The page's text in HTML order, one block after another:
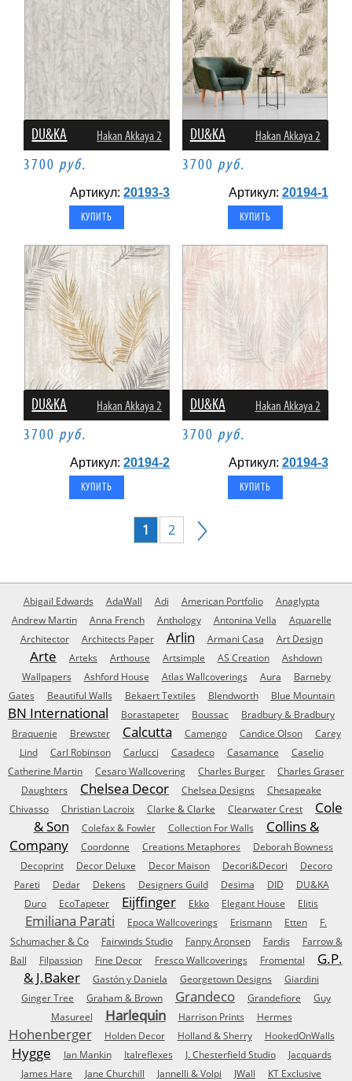
DU&KA Hakan Akkaya 2
3700 руб.
Артикул:20193-3
DU&KA Hakan Akkaya 2
3700 руб.
Артикул: 20194-1
DU&KA Hakan Akkaya 2
3700 руб.
Артикул:20194-2
DU&KA Hakan Akkaya 2
3700 руб.
Артикул: 20194-3
1 2
Abigail Edwards AdaWall Adi American Portfolio
Anaglypta
Andrew Martin
Anna French Anthology Antonina Vella
Aquarelle
Architector
Architects Paper Arlin Armani Casa Art Design
Arte Arteks Arthouse Artsimple AS Creation
Ashdown
Wallpapers
Ashford House Atlas Wallcoverings Aura
Barneby
Gates
Beautiful Walls Bekaert Textiles Blendworth Blue Mountain
BN International Borastapeter Boussac
Bradbury & Bradbury
Braquenie
Brewster Calcutta Camengo Candice Olson
Carey
Lind
Carl Robinson Carlucci Casadeco Casamance
Caselio
Catherine Martin
Cesaro Wallcovering Charles Burger
Charles Graser
Daughters
Chelsea Decor Chelsea Designs
Chesapeake
Chivasso
Christian Lacroix Clarke & Clarke Clearwater Crest
Cole
& Son
Colefax & Fowler Collection For Walls
Collins &
Company
Coordonne Creations Metaphores
Deborah Bowness
Decoprint
Decor Deluxe Decor Maison Decori&Decori
Decoro
Pareti
Dedar Dekens Designers Guild Desima DID
DU&KA
Duro
EcoTapeter Eijffinger Ekko Elegant House Elitis
Emiliana Parati Epoca Wallcoverings Erismann Etten
F.
Schumacher & Co
Fairwinds Studio Fanny Aronsen Fardis
Farrow &
Ball
Filpassion Fine Decor Fresco Wallcoverings Fromental
G.P.
& J.Baker
Gastón y Daniela Georgetown Designs
Giardini
Ginger Tree
Graham & Brown Grandeco Grandefiore
Guy
Masureel
Harlequin Harrison Prints Hermes
Hohenberger Holden Decor Holland & Sherry HookedOnWalls
Hygge Ian Mankin Italreflexes J. Chesterfield Studio
Jacquards
James Hare
Jane Churchill Jannelli & Volpi JWall
KT Exclusive